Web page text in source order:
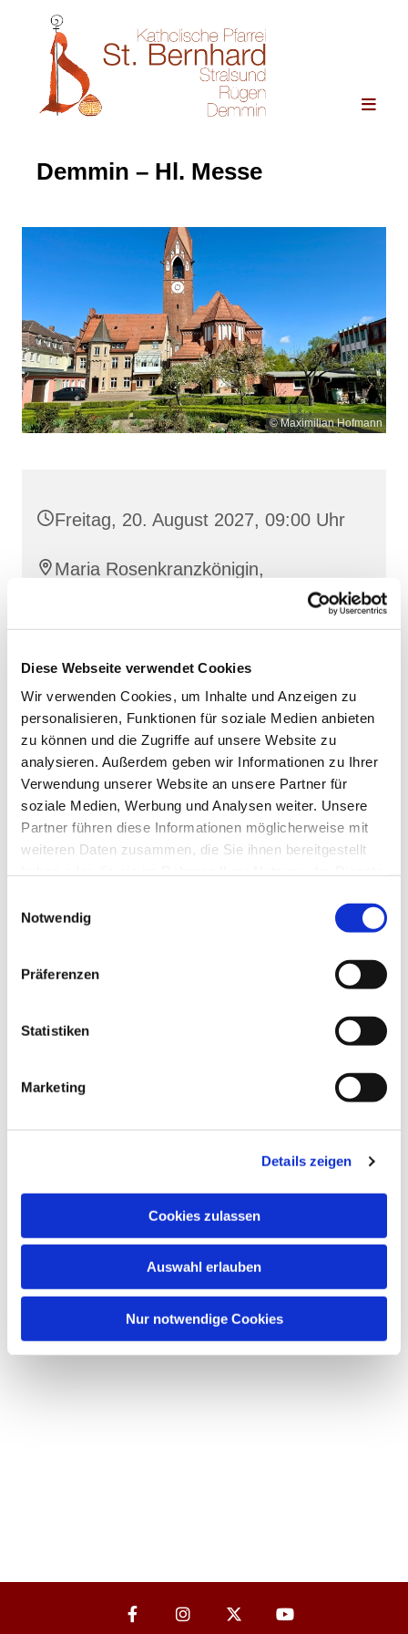
Diese Webseite verwendet Cookies
Wir verwenden Cookies, um Inhalte und Anzeigen zu
personalisieren, Funktionen für soziale Medien anbieten
zu können und die Zugriffe auf unsere Website zu
analysieren. Außerdem geben wir Informationen zu Ihrer
Verwendung unserer Website an unsere Partner für
soziale Medien, Werbung und Analysen weiter. Unsere
Partner führen diese Informationen möglicherweise mit
weiteren Daten zusammen, die Sie ihnen bereitgestellt
Notwendig
Präferenzen
Statistiken
Marketing
Details zeigen
Cookies zulassen
Auswahl erlauben
Nur notwendige Cookies
Demmin – Hl. Messe
© Maximilian Hofmann
Freitag, 20. August 2027, 09:00 Uhr
Maria Rosenkranzkönigin,